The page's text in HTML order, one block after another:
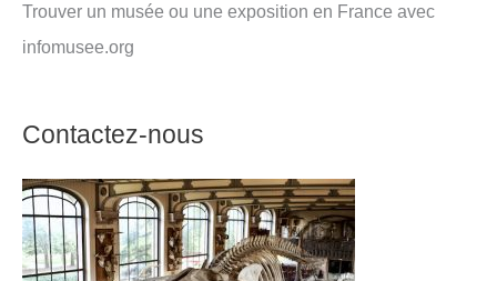
Trouver un musée ou une exposition en France avec
infomusee.org
Contactez-nous